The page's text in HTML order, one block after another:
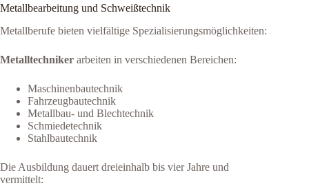
Metallbearbeitung und Schweißtechnik
Metallberufe bieten vielfältige Spezialisierungsmöglichkeiten:
Metalltechniker arbeiten in verschiedenen Bereichen:
Maschinenbautechnik
Fahrzeugbautechnik
Metallbau- und Blechtechnik
Schmiedetechnik
Stahlbautechnik
Die Ausbildung dauert dreieinhalb bis vier Jahre und
vermittelt: